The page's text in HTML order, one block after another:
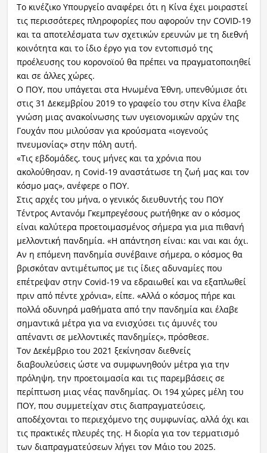
Πολιτισμός
Το κινέζικο Υπουργείο αναφέρει ότι η Κίνα έχει μοιραστεί
τις περισσότερες πληροφορίες που αφορούν την COVID-19
και τα αποτελέσματα των σχετικών ερευνών με τη διεθνή
κοινότητα και το ίδιο έργο για τον εντοπισμό της
προέλευσης του κορονοϊού θα πρέπει να πραγματοποιηθεί
και σε άλλες χώρες.
Ο ΠΟΥ, που υπάγεται στα Ηνωμένα Έθνη, υπενθύμισε ότι
στις 31 Δεκεμβρίου 2019 το γραφείο του στην Κίνα έλαβε
γνώση μιας ανακοίνωσης των υγειονομικών αρχών της
Γουχάν που μιλούσαν για κρούσματα «ιογενούς
πνευμονίας» στην πόλη αυτή.
«Τις εβδομάδες, τους μήνες και τα χρόνια που
ακολούθησαν, η Covid-19 αναστάτωσε τη ζωή μας και τον
κόσμο μας», ανέφερε ο ΠΟΥ.
Στις αρχές του μήνα, ο γενικός διευθυντής του ΠΟΥ
Τέντρος Αντανόμ Γκεμπρεγέσους ρωτήθηκε αν ο κόσμος
είναι καλύτερα προετοιμασμένος σήμερα για μια πιθανή
μελλοντική πανδημία. «Η απάντηση είναι: και ναι και όχι.
Αν η επόμενη πανδημία συνέβαινε σήμερα, ο κόσμος θα
βρισκόταν αντιμέτωπος με τις ίδιες αδυναμίες που
επέτρεψαν στην Covid-19 να εδραιωθεί και να εξαπλωθεί
πριν από πέντε χρόνια», είπε. «Αλλά ο κόσμος πήρε και
πολλά οδυνηρά μαθήματα από την πανδημία και έλαβε
σημαντικά μέτρα για να ενισχύσει τις άμυνές του
απέναντι σε μελλοντικές πανδημίες», πρόσθεσε.
Τον Δεκέμβριο του 2021 ξεκίνησαν διεθνείς
διαβουλεύσεις ώστε να συμφωνηθούν μέτρα για την
πρόληψη, την προετοιμασία και τις παρεμβάσεις σε
περίπτωση μιας νέας πανδημίας. Οι 194 χώρες μέλη του
ΠΟΥ, που συμμετείχαν στις διαπραγματεύσεις,
αποδέχονται το περιεχόμενο της συμφωνίας, αλλά όχι και
τις πρακτικές πλευρές της. Η διορία για τον τερματισμό
των διαπραγματεύσεων λήγει τον Μάιο του 2025.